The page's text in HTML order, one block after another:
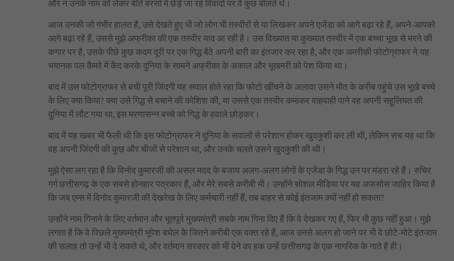
और न उनके नाम को लेकर बीते बरसों में छेड़े जा रहे विवादों पर वे कुछ बोलते थे।
आज उनकी जो गंभीर हालत है, उसे देखते हुए भी जो लोग भी तस्वीरों से या लिखकर अपने एजेंडा को आगे बढ़ा रहे हैं, अपने-आपको
आगे बढ़ा रहे हैं, उससे मुझे अफ्रीका की एक तस्वीर याद आ रही है। उस विख्यात या कुख्यात तस्वीर में एक बच्चा भूख से मरने की
कगार पर है, उसके पीछे कुछ कदम दूरी पर एक गिद्ध बैठे अपनी बारी का इंतजार कर रहा है, और एक अमरीकी फोटोग्राफर ने यह
भयानक पल कैमरे में कैद करके दुनिया के सामने अफ्रीका के अकाल और भूखमरी को पेश किया था।
बाद में उस फोटोग्राफर से बची पूरी जिंदगी यह सवाल होते रहा कि फोटो खींचने के अलावा उसने मौत के करीब पहुंचे उस भूखे बच्चे
के लिए क्या किया? क्या उसे गिद्ध से बचाने की कोशिश की, या उससे एक तस्वीर कमाकर वाहवाही पाने वह अपनी सहूलियत की
दुनिया में लौट गया था, इस मरणासन्न बच्चे को गिद्ध के हवाले छोड़कर।
बाद में यह खबर भी फैली थी कि इस फोटोग्राफर ने दुनिया के सवालों से परेशान होकर खुदकुशी कर ली थी, लेकिन सच यह था कि
वह अपनी जिंदगी की कुछ और चीजों से परेशान था, और उनके चलते उसने खुदकुशी की थी।
मुझे ऐसा लग रहा है कि विनोद कुमारजी की असल मदद के बजाय अलग-अलग लोगों के एजेंडा के गिद्ध उन पर मंडरा रहे हैं। रुचिर
गर्ग छत्तीसगढ़ के एक सबसे होनहार पत्रकार हैं, और मेरे सबसे करीबी भी। उन्होंने सोशल मीडिया पर यह अफसोस जाहिर किया है
कि जब एम्स में विनोद कुमारजी की देखरेख के लिए कर्मचारी नहीं हैं, तब बाहर से कोई इंतजाम क्यों नहीं हो सकता?
उन्होंने नाम गिनाने के लिए वर्तमान और भूतपूर्व मुख्यमंत्री सबके नाम गिना दिए हैं कि वे देखकर गए हैं, फिर भी कुछ नहीं हुआ। मुझे
लगता है कि वे पिछले मुख्यमंत्री भूपेश बघेल के जितने करीबी एक वक्त रहे हैं, आज उनसे अलग हो जाने पर भी वे छोटे-मोटे इंतजाम
की सलाह तो उन्हें भी दे सकते थे, और वर्तमान सरकार को भी देने का हक उन्हें छत्तीसगढ़ के एक नागरिक के नाते है ही।